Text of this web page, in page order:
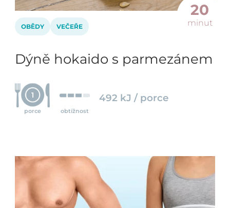
20
minut
OBĚDY VEČEŘE
Dýně hokaido s parmezánem
1
porce obtížnost
492 kJ / porce